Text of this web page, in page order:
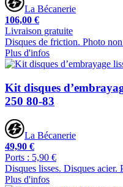
La Bécanerie
106,00 €
Livraison gratuite
Disques de friction. Photo
Plus d'infos
Kit disques
250 80-83
La Bécanerie
49,90 €
Ports : 5,90 €
Disques lisses. Disques acier.
Plus d'infos